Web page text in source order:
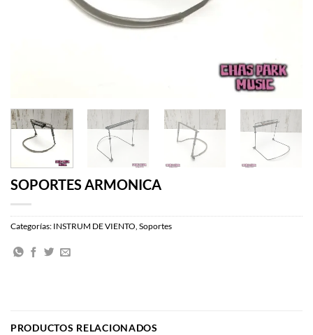
SOPORTES ARMONICA
Categorías: INSTRUM DE VIENTO Soportes
PRODUCTOS RELACIONADOS